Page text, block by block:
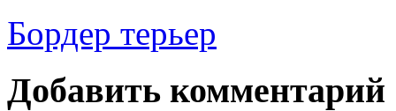
Бордер терьер
Добавить комментарий